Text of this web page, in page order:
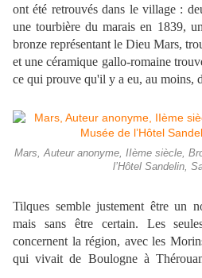
ont été retrouvés dans le village :
une tourbière du marais en 1839,
bronze représentant le Dieu Mars,
et une céramique gallo-romaine
ce qui prouve qu'il y a eu, au moins,
Mars, Auteur anonyme, IIème siècle,
l’Hôtel Sandelin,
Tilques semble justement être un
mais sans être certain. Les
concernent la région, avec les
qui vivait de Boulogne à